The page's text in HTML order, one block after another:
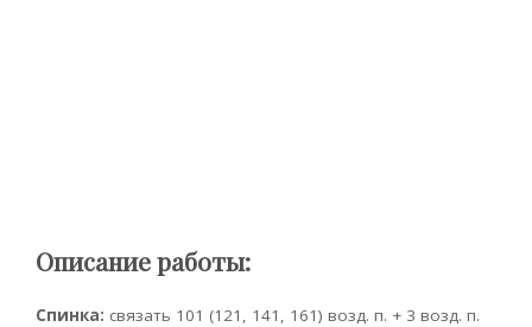
Описание работы:
Спинка: связать 101 (121, 141, 161) возд. п. + 3 возд. п.